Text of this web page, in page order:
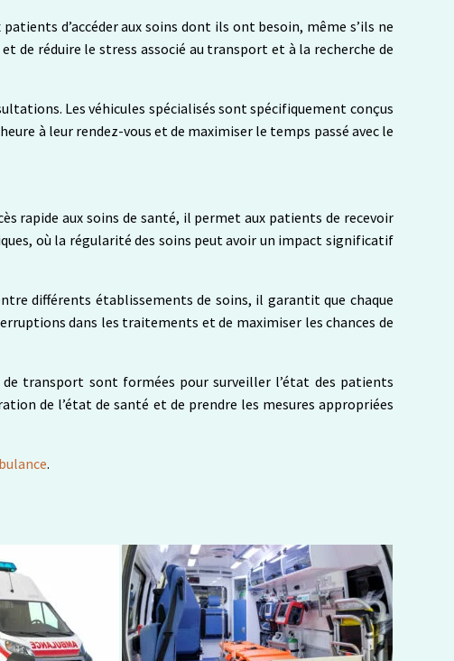
d’accéder aux soins dont ils ont besoin, même s’ils ne
de réduire le stress associé au transport et à la recherche de
Les véhicules spécialisés sont spécifiquement conçus
à leur rendez-vous et de maximiser le temps passé avec le
rapide aux soins de santé, il permet aux patients de recevoir
où la régularité des soins peut avoir un impact significatif
différents établissements de soins, il garantit que chaque
dans les traitements et de maximiser les chances de
transport sont formées pour surveiller l’état des patients
de l’état de santé et de prendre les mesures appropriées
.